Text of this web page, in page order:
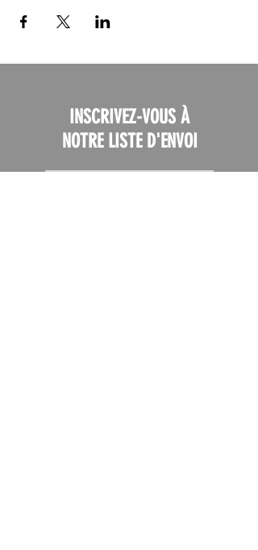
INSCRIVEZ-VOUS À
NOTRE LISTE D'ENVOI